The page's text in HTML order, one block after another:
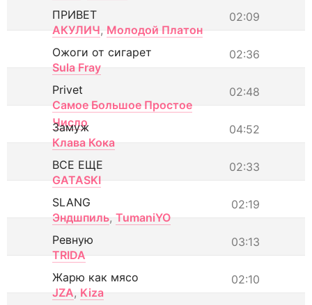
02:09
ПРИВЕТ
АКУЛИЧ, Молодой Платон
02:36
Ожоги от сигарет
Sula Fray
02:48
Privet
Самое Большое Простое
Число
04:52
Замуж
Клава Кока
02:33
ВСЕ ЕЩЕ
GATASKI
02:19
SLANG
Эндшпиль, TumaniYO
03:13
Ревную
TRIDA
02:10
Жарю как мясо
JZA, Kiza